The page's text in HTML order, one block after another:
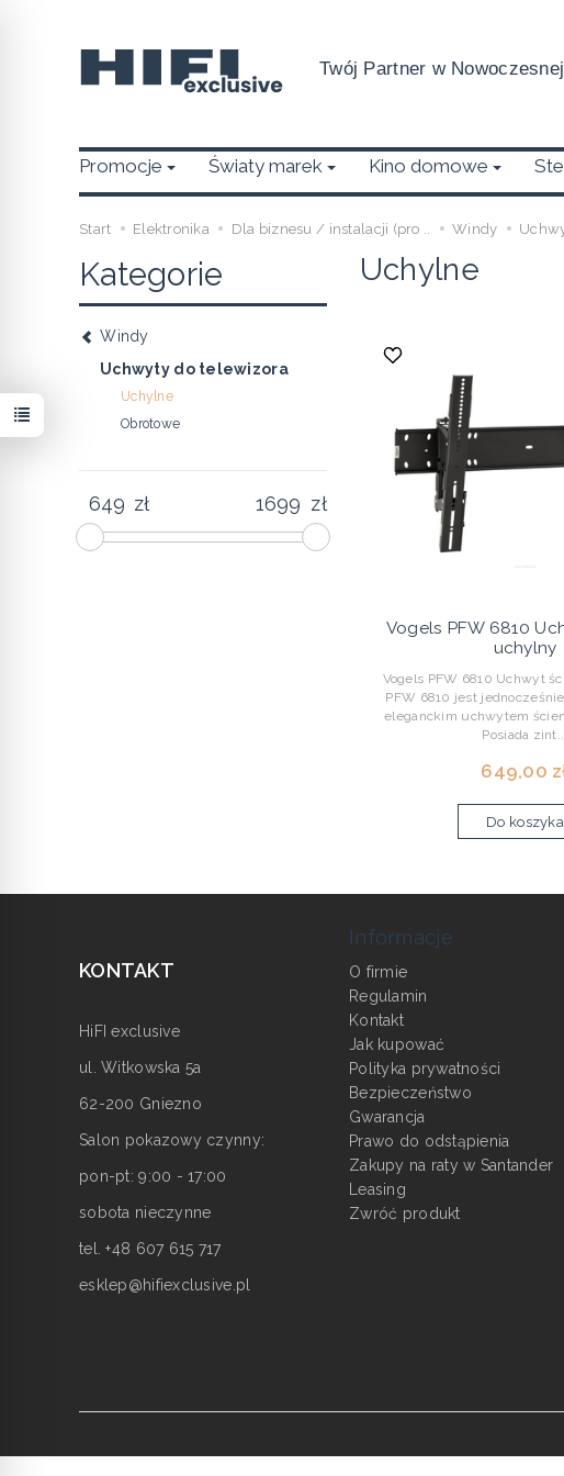
Twój Partner w
Promocje Światy marek Kino domowe
Start Elektronika Dla biznesu / instalacji (pro .. Windy
Uchylne
Vogels PFW 6810
uchylny
Vogels PFW 6810 Uchwyt
PFW 6810 jest
eleganckim uchwytem
Posiada
649,00
Do koszyka
Kategorie
Windy
Uchwyty do telewizora
Uchylne
Obrotowe
zł zł
KONTAKT
HiFI exclusive
ul. Witkowska 5a
62-200 Gniezno
Salon pokazowy czynny:
pon-pt: 9:00 - 17:00
sobota nieczynne
tel. +48 607 615 717
esklep@hifiexclusive.pl
Informacje
O firmie
Regulamin
Kontakt
Jak kupować
Polityka prywatności
Bezpieczeństwo
Gwarancja
Prawo do odstąpienia
Zakupy na raty w Santander
Leasing
Zwróć produkt